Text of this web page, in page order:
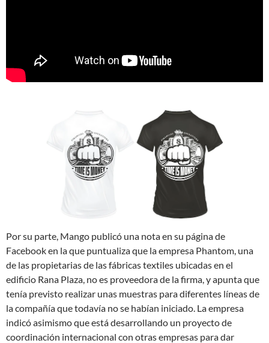
Por su parte, Mango publicó una nota en su página de
Facebook en la que puntualiza que la empresa Phantom, una
de las propietarias de las fábricas textiles ubicadas en el
edificio Rana Plaza, no es proveedora de la firma, y apunta que
tenía previsto realizar unas muestras para diferentes líneas de
la compañía que todavía no se habían iniciado. La empresa
indicó asimismo que está desarrollando un proyecto de
coordinación internacional con otras empresas para dar